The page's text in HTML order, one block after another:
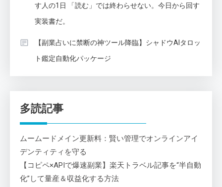
す人の1日 「読む」では終わらせない。今日から回す
実装書だ。
【副業占いに禁断の神ツール降臨】シャドウAIタロッ
ト鑑定自動化パッケージ
多読記事
ムームードメイン更新料：賢い管理でオンラインアイ
デンティティを守る
【コピペ×APIで爆速副業】楽天トラベル記事を“半自動
化”して量産＆収益化する方法